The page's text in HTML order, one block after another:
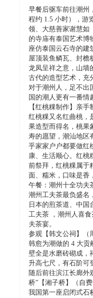
早餐后驱车前往潮州
程约 1.5 小时），游
领、大慈善家谢慧如
的寺庙有泰国艺术博
座仿泰国云石寺的建
屋顶装鱼鳞瓦、封檐
龙凤呈祥之意，山墙
古代的造型艺术，充
对于潮州人，足不出
国的潮人更有一番情
【红桃粿制作】亲
红桃粿又名红曲桃，
果造型而得名，桃果
寿的愿望，潮汕地区
乎家家户户都要做红
康、生活顺心。红桃
前祭拜，红桃粿属于
面、糯米，口味是香
午餐：潮州十全功夫
潮州工夫茶最负盛名
日本的煎茶道、中国
工夫茶 ，潮州人喜
夫茶宴。
参观【韩文公祠】（
韩愈为潮做的 4 大贡
壁全是水磨砖砌成，
升高七尺，有石阶可
随后前往滨江长廊外
桥”【湘子桥】（自
我国第一座启闭式石